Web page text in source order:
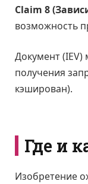
Claim 8
возможность
Документ
получения
кэширован).
Где и
Изобретение